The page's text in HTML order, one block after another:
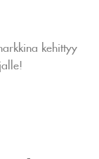
kehittyy